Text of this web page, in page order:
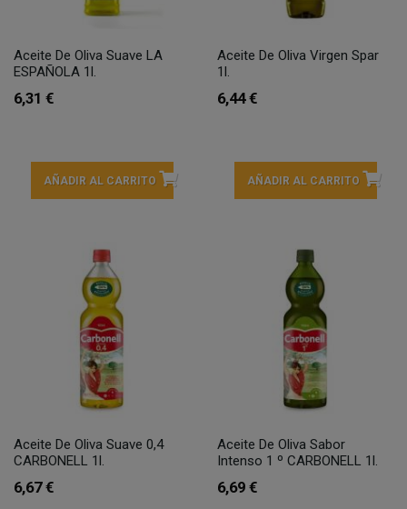
Aceite De Oliva Suave LA
ESPAÑOLA 1l.
6,31 €
AÑADIR AL CARRITO
Aceite De Oliva Virgen Spar
1l.
6,44 €
AÑADIR AL CARRITO
Aceite De Oliva Suave 0,4
CARBONELL 1l.
6,67 €
Aceite De Oliva Sabor
Intenso 1 º CARBONELL 1l.
6,69 €